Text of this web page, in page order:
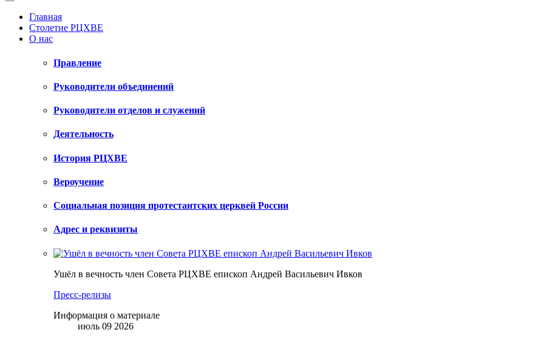
Главная
Столетие РЦХВЕ
О нас
Правление
Руководители объединений
Руководители отделов и служений
Деятельность
История РЦХВЕ
Вероучение
Социальная позиция протестантских церквей России
Адрес и реквизиты
Ушёл в вечность член Совета РЦХВЕ епископ Андрей Васильевич Ивков
Пресс-релизы
Информация о материале
июль 09 2026